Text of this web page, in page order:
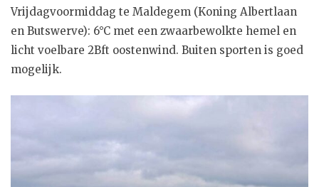
Vrijdagvoormiddag te Maldegem (Koning Albertlaan
en Butswerve): 6°C met een zwaarbewolkte hemel en
licht voelbare 2Bft oostenwind. Buiten sporten is goed
mogelijk.